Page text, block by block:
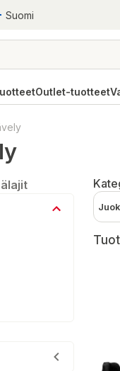
Suomi
Outlet-tuotteet